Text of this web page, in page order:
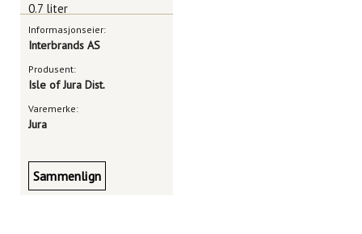
0.7 liter
Informasjonseier:
Interbrands AS
Produsent:
Isle of Jura Dist.
Varemerke:
Jura
Sammenlign